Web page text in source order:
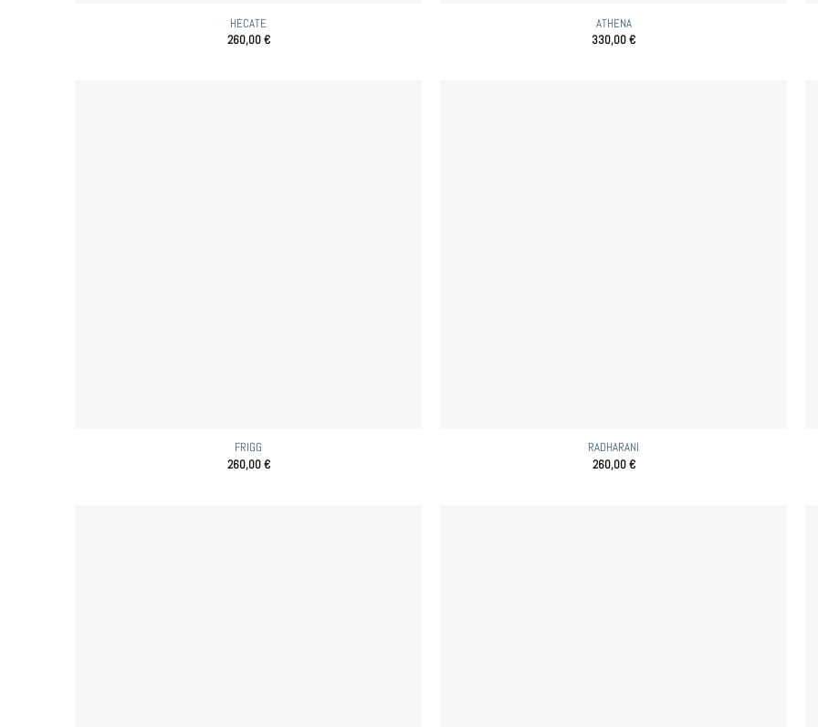
HECATE
260,00€
ATHENA
330,00€
FRIGG
260,00€
RADHARANI
260,00€